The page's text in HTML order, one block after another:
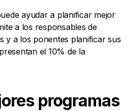
ayudar a planificar mejor
a los responsables de
y a los ponentes planificar sus
el 10% de la
programas